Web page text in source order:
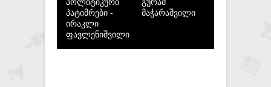
პოლიტიკური
პატიმრები -
ირაკლი
ფავლენიშვილი
გურამ
მაჭარაშვილი